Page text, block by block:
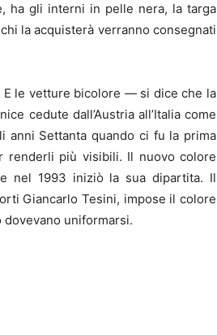
ha gli interni in pelle nera, la targa
la acquisterà verranno consegnati
E le vetture bicolore — si dice che la
cedute dall’Austria all’Italia come
Settanta quando ci fu la prima
renderli più visibili. Il nuovo colore
nel 1993 iniziò la sua dipartita. Il
Giancarlo Tesini, impose il colore
uniformarsi.